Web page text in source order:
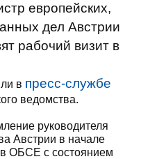
европейских,
дел Австрии
рабочий визит в
в пресс-службе
ведомства.
руководителя
Австрии в начале
в ОБСЕ с состоянием